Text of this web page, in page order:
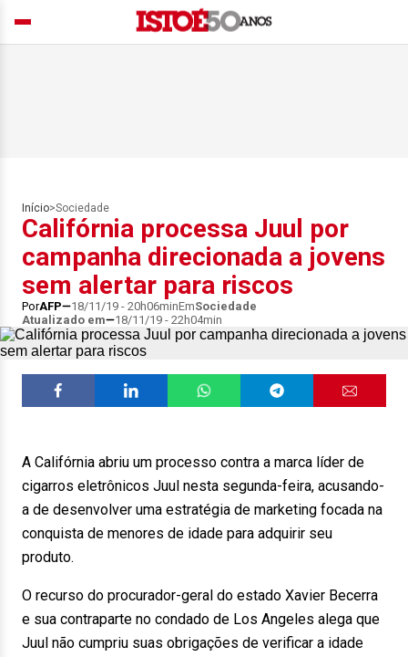
Início>Sociedade
Califórnia processa Juul por
campanha direcionada a jovens
sem alertar para riscos
PorAFP 18/11/19 - 20h06minEmSociedade
Atualizado em
18/11/19 - 22h04min
A Califórnia abriu um processo contra a marca líder de
cigarros eletrônicos Juul nesta segunda-feira, acusando-
a de desenvolver uma estratégia de marketing focada na
conquista de menores de idade para adquirir seu
produto.
O recurso do procurador-geral do estado Xavier Becerra
e sua contraparte no condado de Los Angeles alega que
Juul não cumpriu suas obrigações de verificar a idade